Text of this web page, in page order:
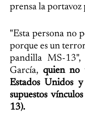
prensa la
"Esta persona no
porque es un
pandilla MS-
García, quien no
Estados Unidos
supuestos
13).